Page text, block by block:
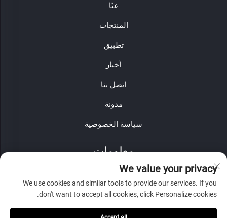
عنّا
المنتجات
تطبيق
أخبار
اتصل بنا
مدونة
سياسة الخصوصية
معلومات
اشترك لتلقي نشرتنا الإخبارية الأسبوعية
We value your privacy
We use cookies and similar tools to provide our services. If you
don't want to accept all cookies, click Personalize cookies.